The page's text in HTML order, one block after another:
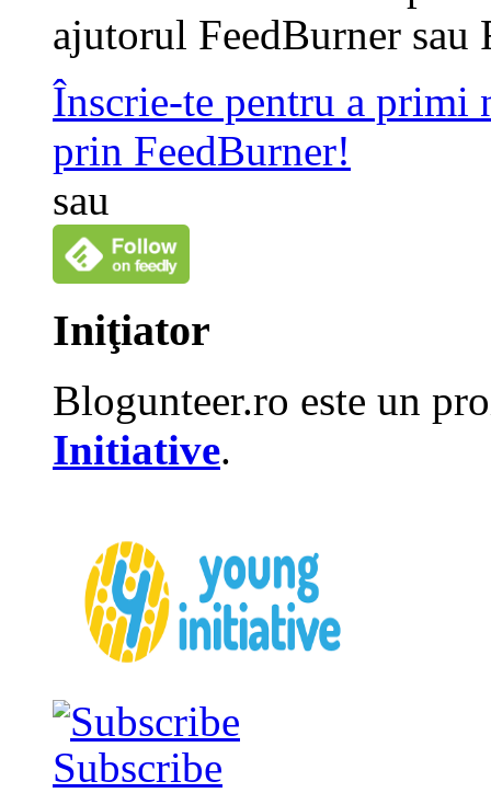
ajutorul FeedBurner sau
Înscrie-te pentru a primi
prin FeedBurner!
sau
Iniţiator
Blogunteer.ro este un
Initiative.
Subscribe